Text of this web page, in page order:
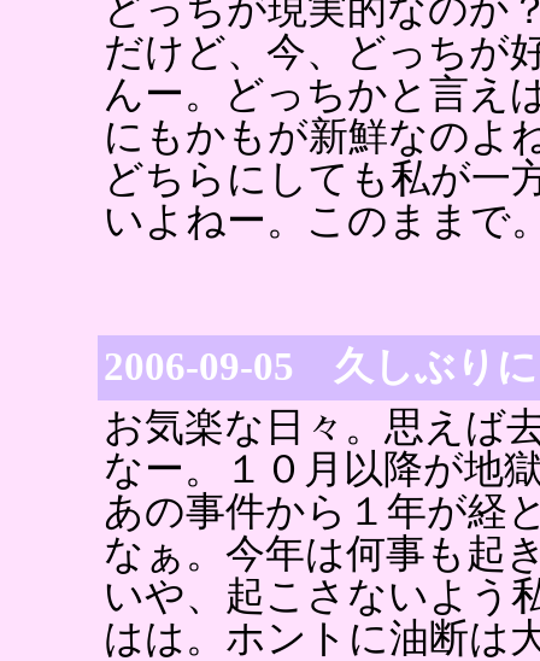
どっちが現実的なのか
だけど、今、どっちが
んー。どっちかと言え
にもかもが新鮮なのよ
どちらにしても私が一
いよねー。このままで
2006-09-05 久しぶり
お気楽な日々。思えば
なー。１０月以降が地
あの事件から１年が経
なぁ。今年は何事も起
いや、起こさないよう
はは。ホントに油断は